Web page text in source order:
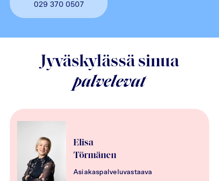
029 370 0507
Jyväskylässä sinua
palvelevat
Elisa
Törmänen
Asiakaspalveluvastaava